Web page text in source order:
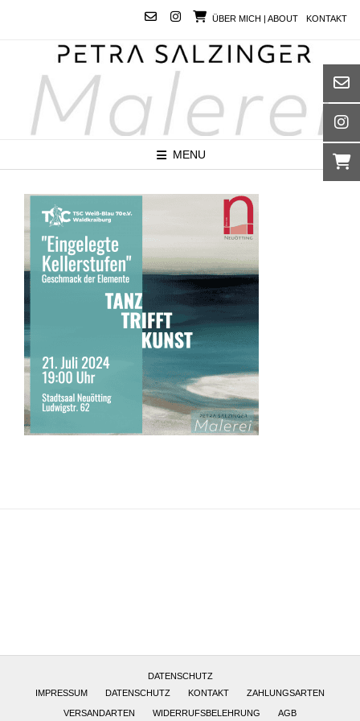
ÜBER MICH | ABOUT KONTAKT
MENU
DATENSCHUTZ
IMPRESSUM
DATENSCHUTZ KONTAKT ZAHLUNGSARTEN
VERSANDARTEN WIDERRUFSBELEHRUNG AGB